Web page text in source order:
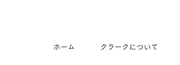
ホーム クラークについて